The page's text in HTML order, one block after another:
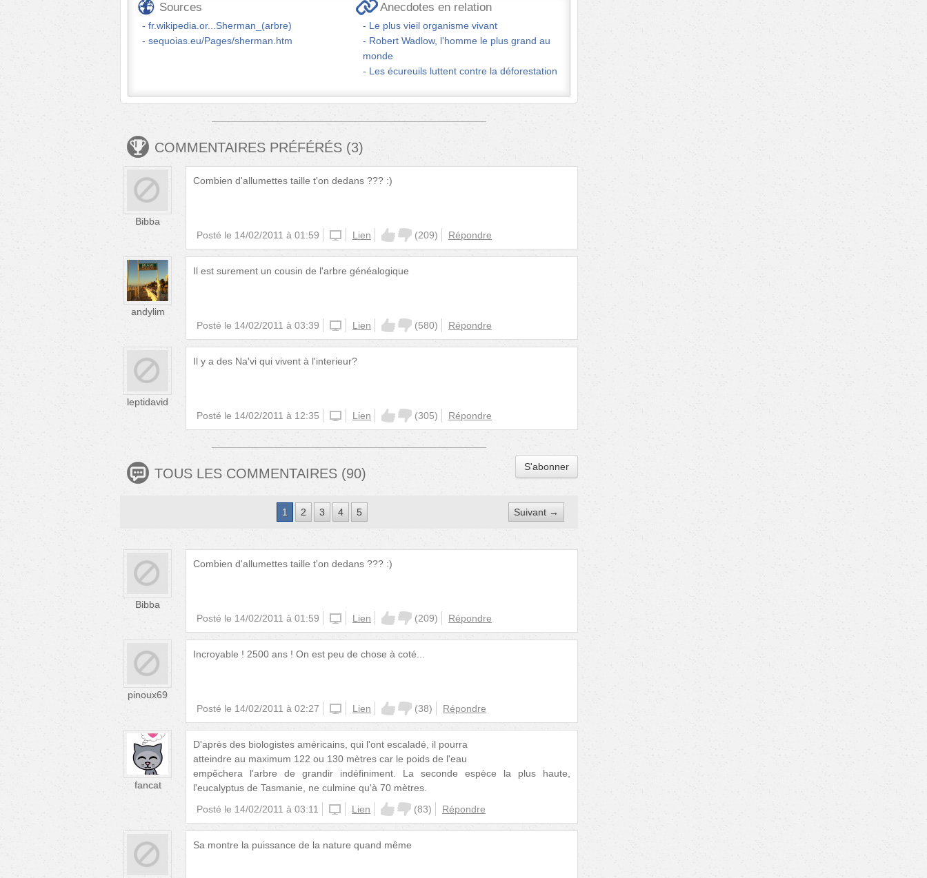
Sources
fr.wikipedia.or...Sherman_(arbre)
sequoias.eu/Pages/sherman.htm
Anecdotes en relation
Le plus vieil organisme vivant
Robert Wadlow, l'homme le plus grand au
monde
Les écureuils luttent contre la déforestation
COMMENTAIRES PRÉFÉRÉS (3)
Bibba
Combien d'allumettes taille t'on dedans ??? :)
Posté le 14/02/2011 à 01:59 unknown
Lien (209) Répondre
andylim
Il est surement un cousin de l'arbre généalogique
Posté le 14/02/2011 à 03:39 unknown
Lien (580) Répondre
leptidavid
Il y a des Na'vi qui vivent à l'interieur?
Posté le 14/02/2011 à 12:35 unknown
Lien (305) Répondre
TOUS LES COMMENTAIRES (90) S'abonner
1 2 3 4 5 Suivant →
Bibba
Combien d'allumettes taille t'on dedans ??? :)
Posté le 14/02/2011 à 01:59 unknown
Lien (209) Répondre
pinoux69
Incroyable ! 2500 ans ! On est peu de chose à coté...
Posté le 14/02/2011 à 02:27 unknown
Lien (38) Répondre
fancat
D'après des biologistes américains, qui l'ont escaladé, il pourra
atteindre au maximum 122 ou 130 mètres car le poids de l'eau
empêchera l'arbre de grandir indéfiniment. La seconde espèce la plus haute,
l'eucalyptus de Tasmanie, ne culmine qu'à 70 mètres.
Posté le 14/02/2011 à 03:11 unknown
Lien (83) Répondre
Sa montre la puissance de la nature quand même